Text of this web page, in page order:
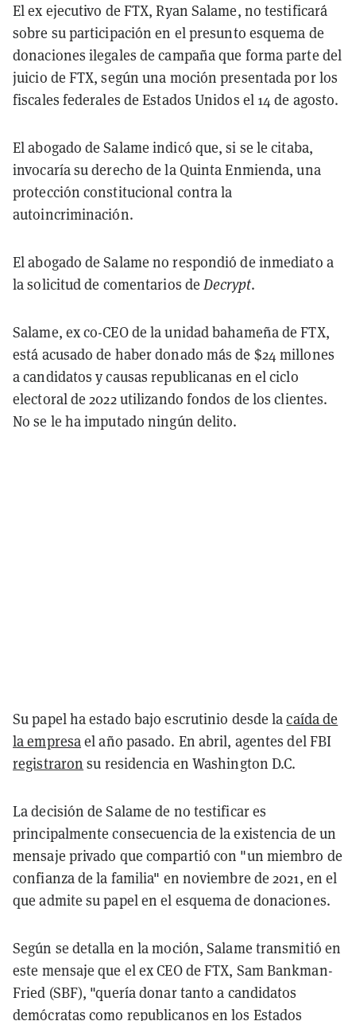
El ex ejecutivo de FTX, Ryan Salame, no testificará
sobre su participación en el presunto esquema de
donaciones ilegales de campaña que forma parte del
juicio de FTX, según una moción presentada por los
fiscales federales de Estados Unidos el 14 de agosto.
El abogado de Salame indicó que, si se le citaba,
invocaría su derecho de la Quinta Enmienda, una
protección constitucional contra la
autoincriminación.
El abogado de Salame no respondió de inmediato a
la solicitud de comentarios deDecrypt.
Salame, ex co-CEO de la unidad bahameña de FTX,
está acusado de haber donado más de $24 millones
a candidatos y causas republicanas en el ciclo
electoral de 2022 utilizando fondos de los clientes.
No se le ha imputado ningún delito.
Su papel ha estado bajo escrutinio desde lacaída de
la empresael año pasado. En abril, agentes del FBI
registraron su residencia en Washington D.C.
La decisión de Salame de no testificar es
principalmente consecuencia de la existencia de un
mensaje privado que compartió con "un miembro de
confianza de la familia" en noviembre de 2021, en el
que admite su papel en el esquema de donaciones.
Según se detalla en la moción, Salame transmitió en
este mensaje que el ex CEO de FTX, Sam Bankman-
Fried (SBF), "quería donar tanto a candidatos
demócratas como republicanos en los Estados